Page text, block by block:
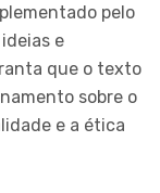
pelo
e
que o texto
sobre o
e a ética